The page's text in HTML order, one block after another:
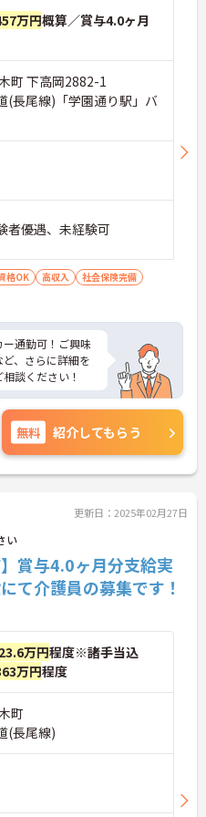
万円概算／賞与4.0ヶ月
町 下高岡2882-1
(長尾線)「学園通り駅」バ
者優遇、未経験可
格OK 高収入
社会保険完備
通勤可！ご興味
、さらに詳細を
談ください！
無料 紹介してもらう
更新日：2025年02月27日
い
賞与4.0ヶ月分支給実
て介護員の募集です！
万円程度※諸手当込
万円程度
町
(長尾線)